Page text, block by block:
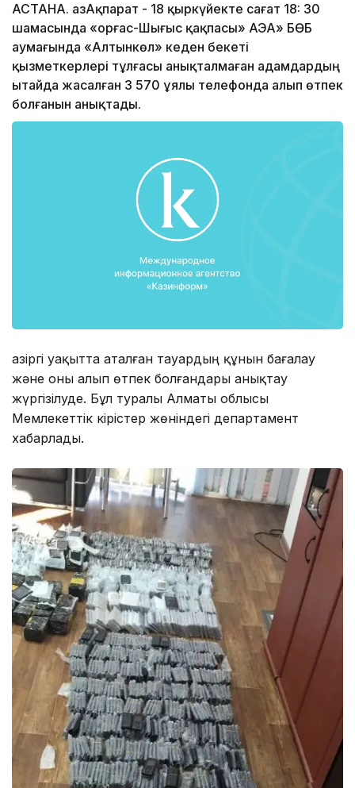
АСТАНА. ҚазАқпарат - 18 қыркүйекте сағат 18: 30
шамасында «Қорғас-Шығыс қақпасы» АЭА» БӨБ
аумағында «Алтынкөл» кеден бекеті
қызметкерлері тұлғасы анықталмаған адамдардың
Қытайда жасалған 3 570 ұялы телефонда алып өтпек
болғанын анықтады.
Қазіргі уақытта аталған тауардың құнын бағалау
және оны алып өтпек болғандары анықтау
жүргізілуде. Бұл туралы Алматы облысы
Мемлекеттік кірістер жөніндегі департамент
хабарлады.